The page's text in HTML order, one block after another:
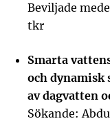
Beviljade
tkr
Smarta
och
av dagvatten
Sökande: